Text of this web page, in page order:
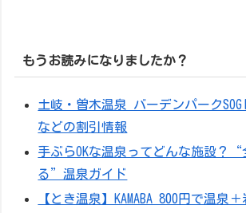
もうお読みになりましたか？
土岐・曽木温泉 バーデンパーク
などの割引情報
手ぶらOKな温泉ってどんな施設？“
る”温泉ガイド
【とき温泉】KAMABA 800円で温泉